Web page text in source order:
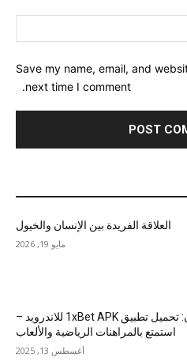
Save my name, email, and
next time I comment.
العلاقة الفريدة بين الإنسان والخيول
مايو 19, 2026
عنوان: تحميل تطبيق 1xBet APK للاندرويد –
استمتع بالمراهنات الرياضية والألعاب
أغسطس 13, 2025